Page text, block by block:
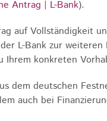
Antrag | L-Bank).
auf Vollständigkeit
L-Bank zur
konkreten
dem deutschen
auch bei